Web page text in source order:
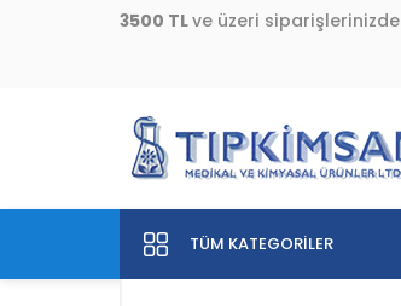
3500 TL ve üzeri siparişlerinizde
TÜM KATEGORILER